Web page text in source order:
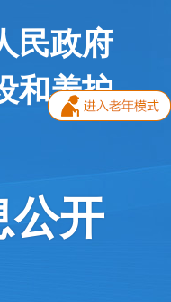
民政府
和养护
公开